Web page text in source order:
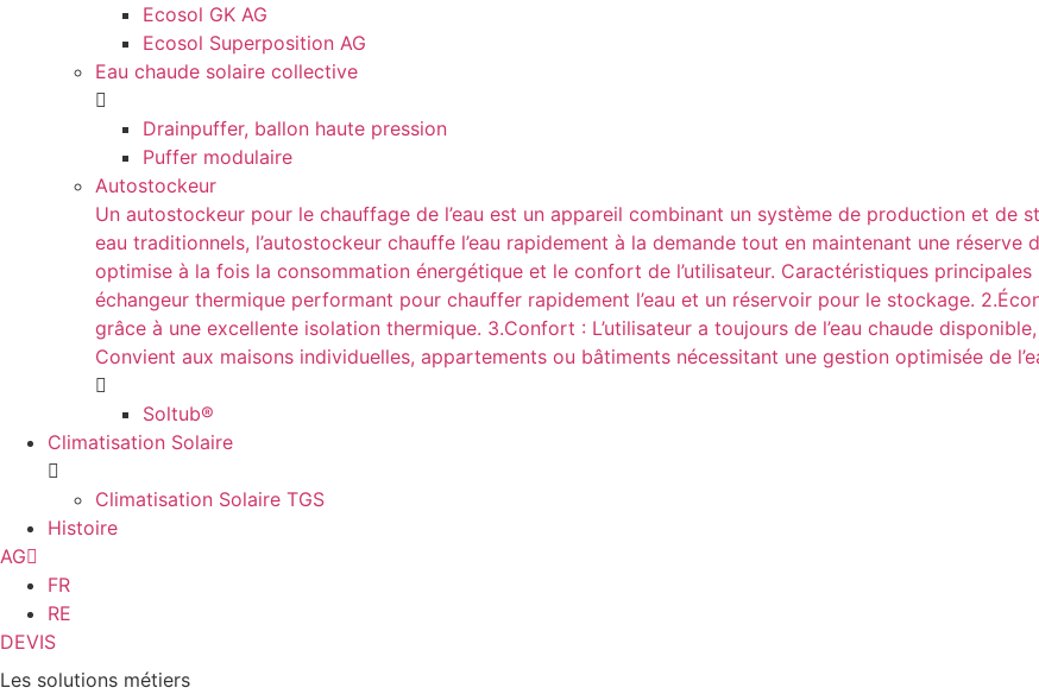
Ecosol GK AG
Ecosol Superposition AG
Eau chaude solaire collective
Drainpuffer, ballon haute pression
Puffer modulaire
Autostockeur
Un autostockeur pour le chauffage de l’eau est un appareil combinant un système de production et de
eau traditionnels, l’autostockeur chauffe l’eau rapidement à la demande tout en maintenant une réserve
optimise à la fois la consommation énergétique et le confort de l’utilisateur. Caractéristiques
échangeur thermique performant pour chauffer rapidement l’eau et un réservoir pour le stockage.
grâce à une excellente isolation thermique. 3.Confort : L’utilisateur a toujours de l’eau chaude
Convient aux maisons individuelles, appartements ou bâtiments nécessitant une gestion optimisée de
Soltub®
Climatisation Solaire
Climatisation Solaire TGS
Histoire
AG
FR
RE
DEVIS
Les solutions métiers